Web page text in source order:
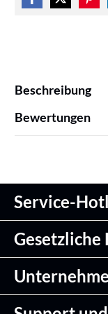
Beschreibung
Bewertungen
Service-
Gesetzliche